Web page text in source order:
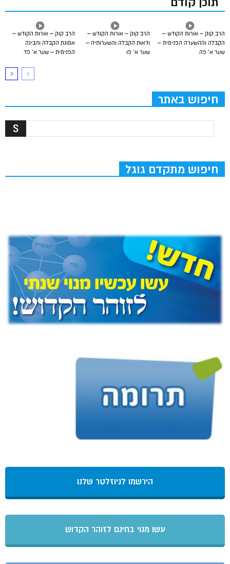
הרב קוק – אורות הקודש –
אמונת הקבלה והבינה
הפנימית – שער א’ פד
הרב קוק – אורות הקודש –
ודאות הקבלה והשערותיה –
שער א’ פו
הרב קוק – אורות הקודש –
הקבלה וההשערה הפנימית –
שער א’ פה
חיפוש באתר
חיפוש מתקדם גוגל
הירשמו לניוזלטר שלנו
עשו מנוי בחינם לזוהר הקדוש